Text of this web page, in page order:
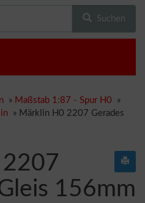
Suchen
» Maßstab 1:87 - Spur H0 »
» Märklin H0 2207 Gerades
156mm